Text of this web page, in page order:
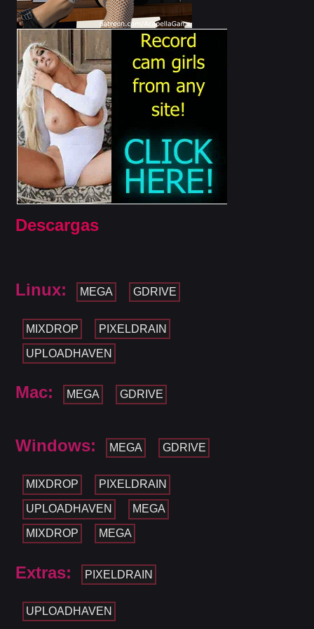
Descargas
Linux: MEGA GDRIVE
MIXDROP PIXELDRAIN
UPLOADHAVEN
Mac: MEGA GDRIVE
Windows: MEGA GDRIVE
MIXDROP PIXELDRAIN
UPLOADHAVEN MEGA
MIXDROP MEGA
Extras: PIXELDRAIN
UPLOADHAVEN